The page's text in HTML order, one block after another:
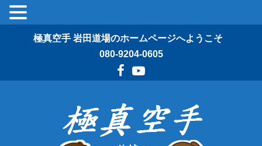
極真空手 岩田道場のホームページへようこそ
080-9204-0605